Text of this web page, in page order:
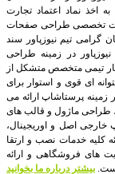
اخذ نماد اعتماد تجارت
تخصصی طراحی صفحات
تیم نیوزپاور سند
در زمینه طراحی
تیمی متخصص متشکل از
ای قوی و استوار برای
زمینه پرستاشاپ ارائه می
طراحی ماژول و قالب های
خارجی اصل و اوریجینال،
کلیه خدمات نصب و ارتقا
های فروشگاهی و ارائه
بیشتر درباره ما بخوانید